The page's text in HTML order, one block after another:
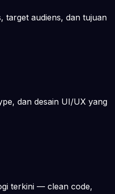
target audiens, dan tujuan
dan desain UI/UX yang
terkini — clean code,